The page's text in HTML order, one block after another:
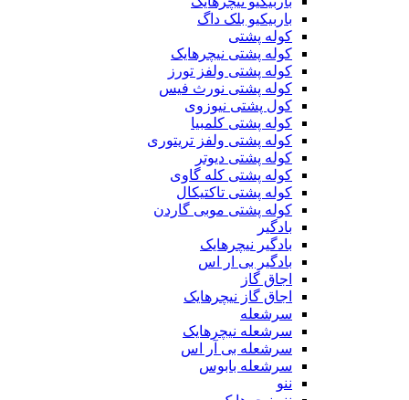
باربیکیو بلک داگ
کوله پشتی
کوله پشتی نیچرهایک
کوله پشتی ولفز تورز
کوله پشتی نورث فیس
کول پشتی نیوزوی
کوله پشتی کلمبیا
کوله پشتی ولفز تریتوری
کوله پشتی دیوتر
کوله پشتی کله گاوی
کوله پشتی تاکتیکال
کوله پشتی موبی گاردن
بادگیر
بادگیر نیچرهایک
بادگیر بی ار اس
اجاق گاز
اجاق گاز نیچرهایک
سرشعله
سرشعله نیچرهایک
سرشعله بی آر اس
سرشعله بابوس
ننو